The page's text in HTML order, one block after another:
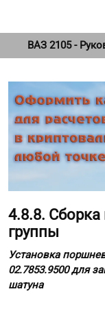
ВАЗ 2105 -
4.8.8.
группы
Установка
02.7853.9500 для
шатуна